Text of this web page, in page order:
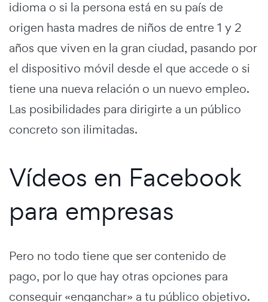
idioma o si la persona está en su país de
origen hasta madres de niños de entre 1 y 2
años que viven en la gran ciudad, pasando por
el dispositivo móvil desde el que accede o si
tiene una nueva relación o un nuevo empleo.
Las posibilidades para dirigirte a un público
concreto son ilimitadas.
Vídeos en Facebook
para empresas
Pero no todo tiene que ser contenido de
pago, por lo que hay otras opciones para
conseguir «enganchar» a tu público objetivo.